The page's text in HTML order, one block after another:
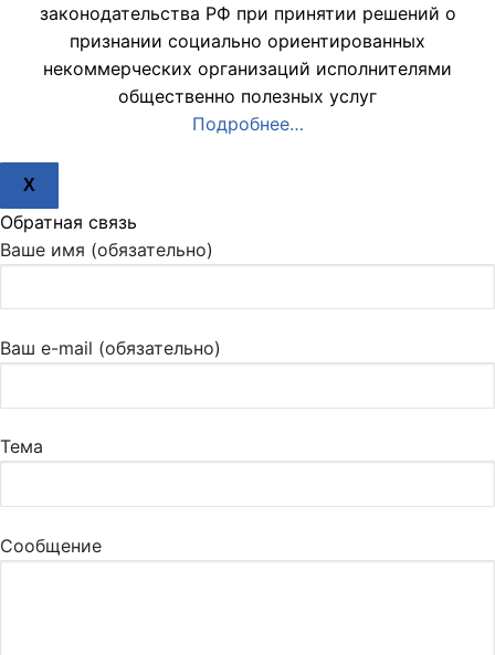
законодательства РФ при принятии решений о
признании социально ориентированных
некоммерческих организаций исполнителями
общественно полезных услуг
Подробнее…
X
Обратная связь
Ваше имя (обязательно)
Ваш e-mail (обязательно)
Тема
Сообщение